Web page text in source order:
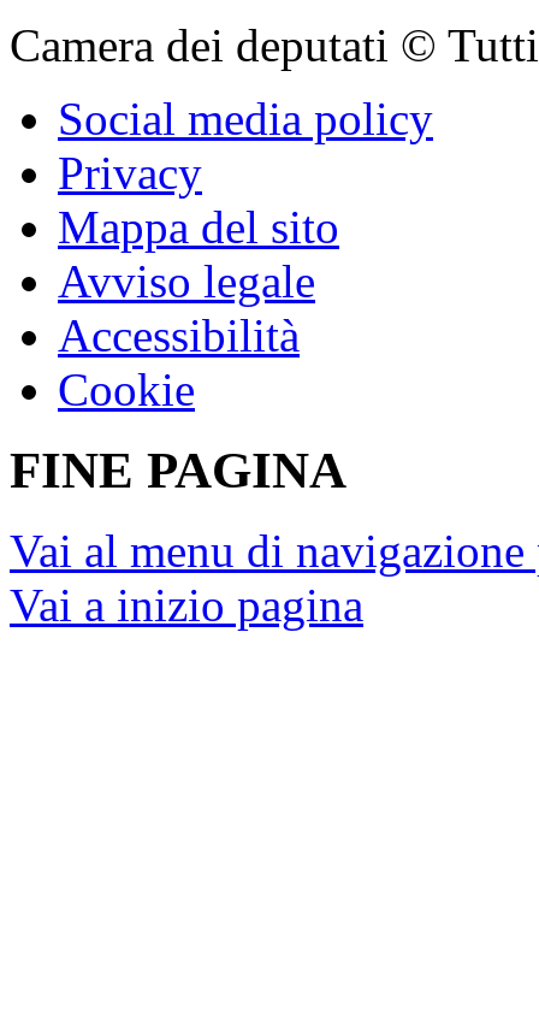
Camera dei deputati ©
Social media policy
Privacy
Mappa del sito
Avviso legale
Accessibilità
Cookie
FINE PAGINA
Vai al menu di
Vai a inizio pagina